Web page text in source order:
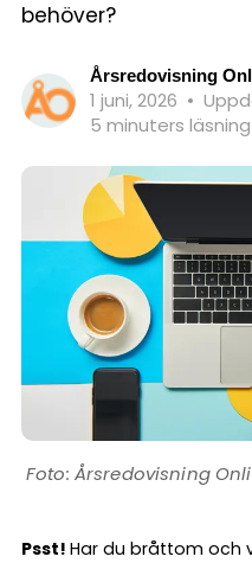
behöver?
Årsredovisning
1 juni, 2026 •
5 minuters läsning
Årsredovisning
Psst! Har du bråttom och